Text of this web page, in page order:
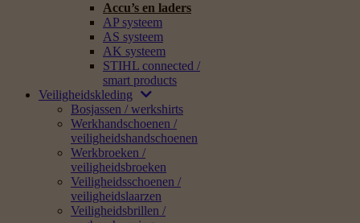
Accu’s en laders
AP systeem
AS systeem
AK systeem
STIHL connected /
smart products
Veiligheidskleding
Bosjassen / werkshirts
Werkhandschoenen /
veiligheidshandschoenen
Werkbroeken /
veiligheidsbroeken
Veiligheidsschoenen /
veiligheidslaarzen
Veiligheidsbrillen /